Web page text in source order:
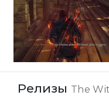
Релизы The